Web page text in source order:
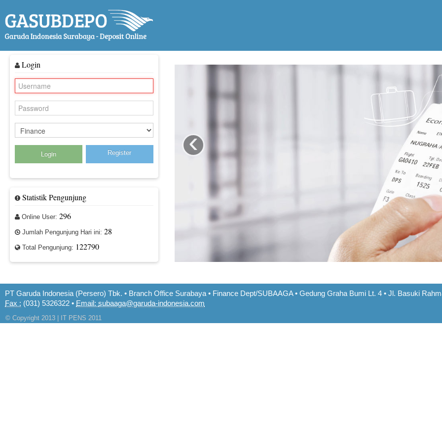
Login
Register
Statistik Pengunjung
Online User: 296
Jumlah Pengunjung Hari ini: 28
Total Pengunjung: 122790
‹
PT Garuda Indonesia (Persero) Tbk. • Branch Office Surabaya • Finance Dept/SUBAAGA • Gedung Graha Bumi Lt. 4 • Jl. Basuki
Fax : (031) 5326322 • Email: subaaga@garuda-indonesia.com
© Copyright 2013 | IT PENS 2011